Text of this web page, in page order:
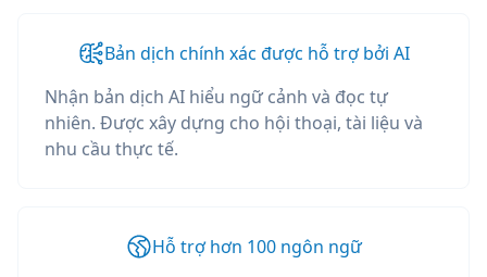
Bản dịch chính xác được hỗ trợ bởi AI
Nhận bản dịch AI hiểu ngữ cảnh và đọc tự
nhiên. Được xây dựng cho hội thoại, tài liệu và
nhu cầu thực tế.
Hỗ trợ hơn 100 ngôn ngữ